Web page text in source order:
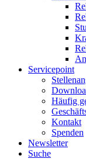
Servicepoint
Häufig
Kontakt
Spenden
Newsletter
Suche